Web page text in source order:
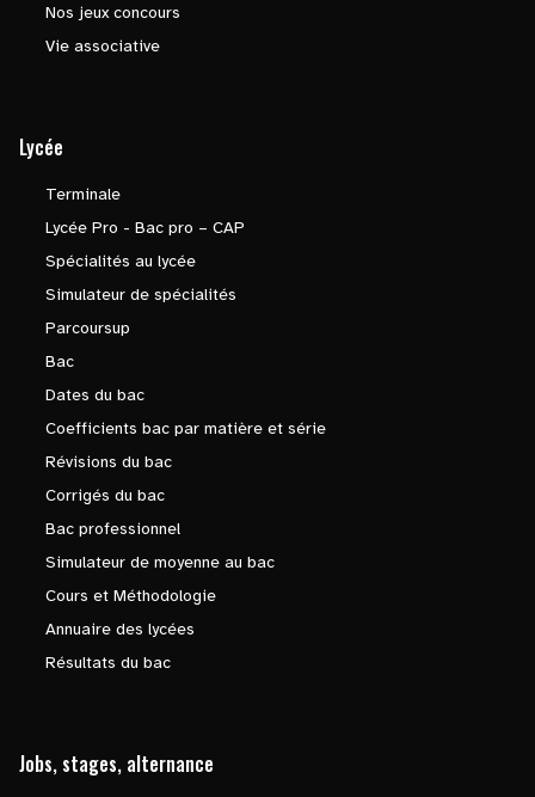
Nos jeux concours
Vie associative
Lycée
Terminale
Lycée Pro - Bac pro – CAP
Spécialités au lycée
Simulateur de spécialités
Parcoursup
Bac
Dates du bac
Coefficients bac par matière et série
Révisions du bac
Corrigés du bac
Bac professionnel
Simulateur de moyenne au bac
Cours et Méthodologie
Annuaire des lycées
Résultats du bac
Jobs, stages, alternance